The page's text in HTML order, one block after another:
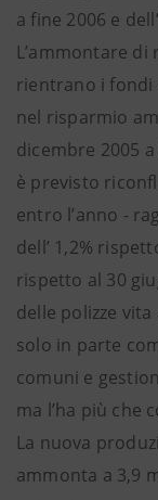
a fine 2006 e
L’ammontare
rientrano i fondi
nel risparmio
dicembre 2005
è previsto
entro l’anno -
dell’ 1,2%
rispetto al 30
delle polizze
solo in parte
comuni e
ma l’ha più che
La nuova
ammonta a 3,9